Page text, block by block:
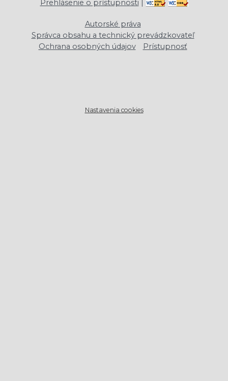
Prehlásenie o prístupnosti
Autorské práva
Správca obsahu a technický prevádzkovateľ
Ochrana osobných údajov
Prístupnosť
Nastavenia cookies